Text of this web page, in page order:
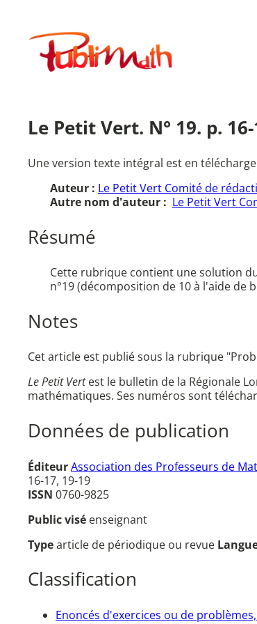
contenuPublimath
Le Petit Vert. N° 19. p.
Une version texte intégral est en
Auteur : Le Petit Vert Comité de
Autre nom d'auteur : Le Petit Vert
Résumé
Cette rubrique contient une solution
n°19 (décomposition de 10 à l'aide de
Notes
Cet article est publié sous la rubrique
Le Petit Vertest le bulletin de la Régionale
mathématiques. Ses numéros sont
Données de publication
ÉditeurAssociation des Professeurs de
16-17, 19-19
ISSN 0760-9825
Public visé enseignant
Typearticle de périodique ou revue
Classification
Enoncés d'exercices ou de